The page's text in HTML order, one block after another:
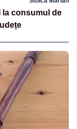
la consumul de